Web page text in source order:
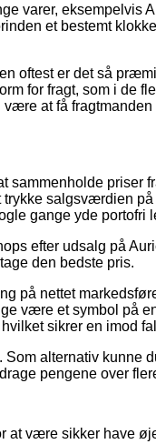
varer, eksempelvis
et bestemt
oftest er det så
for fragt, som i de
at få fragtmanden
sammenholde priser
salgsværdien
gange yde portofri
efter udsalg på
den bedste pris.
på nettet
være et symbol på
sikrer en imod
alternativ kunne
pengene over
at være sikker have